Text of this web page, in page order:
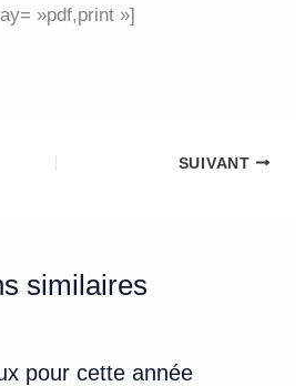
»pdf,print »]
SUIVANT
similaires
pour cette année